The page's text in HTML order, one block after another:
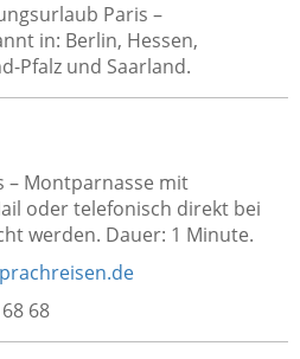
Paris –
in: Berlin, Hessen,
Pfalz und Saarland.
– Montparnasse mit
oder telefonisch direkt bei
werden. Dauer: 1 Minute.
68